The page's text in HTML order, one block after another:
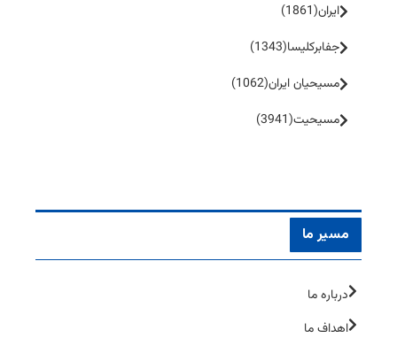
ایران(1861)
جفا‌بر‌کلیسا(1343)
مسیحیان ایران(1062)
مسیحیت(3941)
مسیر ما
درباره ما
اهداف ما